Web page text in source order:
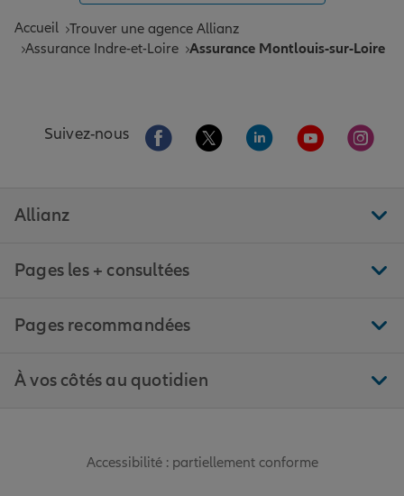
Accueil Trouver une agence Allianz
Assurance Indre-et-Loire Assurance Montlouis-sur-Loire
Suivez-nous Aller sur la page Facebook de Allianz
Aller sur la page Twitter de
Aller sur la page
Aller sur la
Aller
Allianz
Pages les + consultées
Pages recommandées
À vos côtés au quotidien
Accessibilité : partiellement conforme